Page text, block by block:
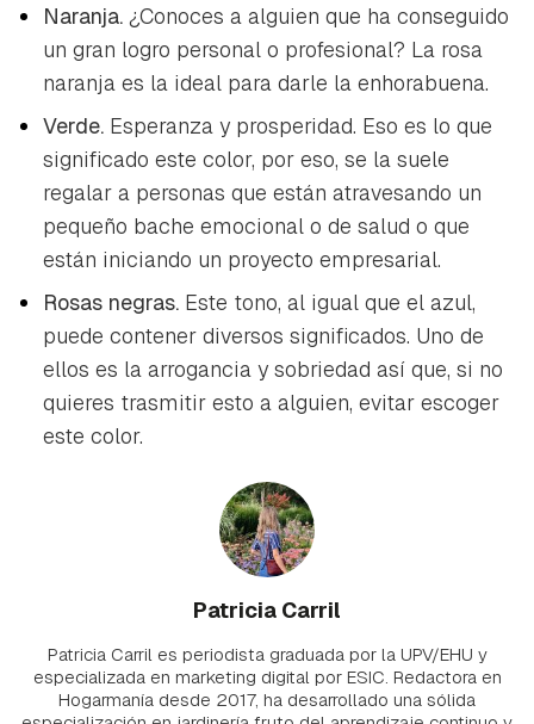
Naranja. ¿Conoces a alguien que ha conseguido
un gran logro personal o profesional? La rosa
naranja es la ideal para darle la enhorabuena.
Verde. Esperanza y prosperidad. Eso es lo que
significado este color, por eso, se la suele
regalar a personas que están atravesando un
pequeño bache emocional o de salud o que
están iniciando un proyecto empresarial.
Rosas negras. Este tono, al igual que el azul,
puede contener diversos significados. Uno de
ellos es la arrogancia y sobriedad así que, si no
quieres trasmitir esto a alguien, evitar escoger
este color.
Patricia Carril
Patricia Carril es periodista graduada por la UPV/EHU y
especializada en marketing digital por ESIC. Redactora en
Hogarmanía desde 2017, ha desarrollado una sólida